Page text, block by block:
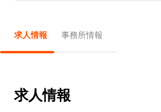
求人情報 事務所情報
求人情報